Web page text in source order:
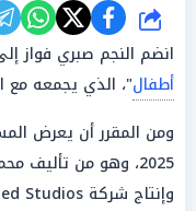
شارك
انضم النجم صبري فواز
أطفال"، الذي يجمعه مع
ومن المقرر أن يعرض
2025، وهو من تأليف
وإنتاج شركة United Studios.